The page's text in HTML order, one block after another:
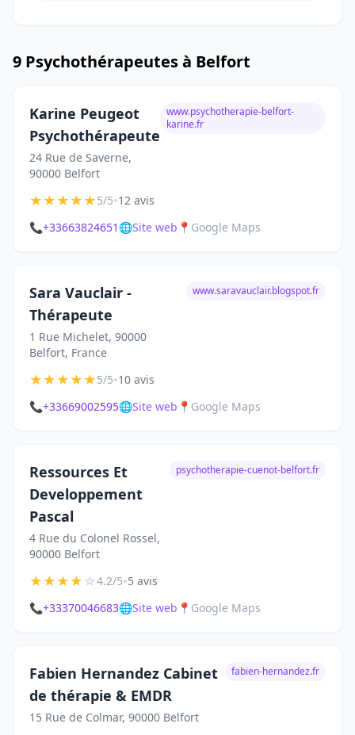
9 Psychothérapeutes à Belfort
Karine Peugeot
Psychothérapeute
24 Rue de Saverne,
90000 Belfort
www.psychotherapie-belfort-
karine.fr
★★★★★5/5•12 avis
📞+33663824651 🌐Site web 📍 Google Maps
Sara Vauclair -
Thérapeute
1 Rue Michelet, 90000
Belfort, France
www.saravauclair.blogspot.fr
★★★★★5/5•10 avis
📞+33669002595🌐Site web 📍 Google Maps
Ressources Et
Developpement
Pascal
4 Rue du Colonel Rossel,
90000 Belfort
psychotherapie-cuenot-belfort.fr
★★★★☆4.2/5•5 avis
📞+33370046683🌐Site web 📍 Google Maps
Fabien Hernandez Cabinet
de thérapie & EMDR
15 Rue de Colmar, 90000 Belfort
fabien-hernandez.fr